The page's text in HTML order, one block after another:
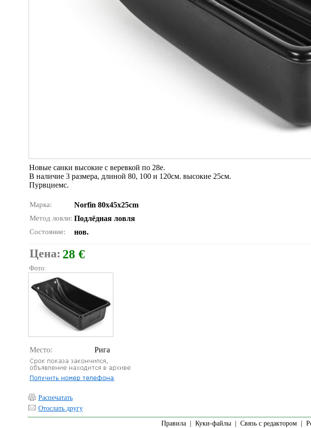
Новые санки высокие с веревкой по 28е.
В наличие 3 размера, длиной 80, 100 и 120см. высокие 25см.
Пурвциемс.
Марка: Norfin 80x45x25cm
Метод ловли: Подлёдная ловля
Состояние: нов.
Цена: 28 €
Фото:
Место: Рига
Распечатать
Отослать другу
Правила| Куки-файлы| Связь с редактором|